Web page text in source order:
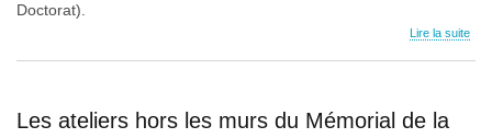
Doctorat).
Lire la suite
Les ateliers hors les murs du Mémorial de la